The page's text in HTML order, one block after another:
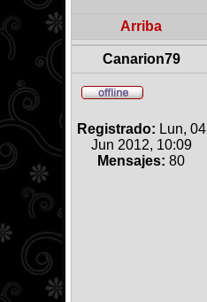
Arriba
Canarion79
Registrado: Lun, 04
Jun 2012, 10:09
Mensajes: 80